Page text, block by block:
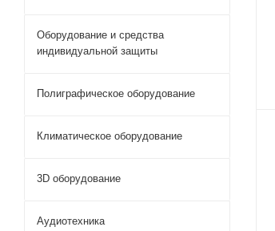
Оборудование и средства
индивидуальной защиты
Полиграфическое оборудование
Климатическое оборудование
3D оборудование
Аудиотехника